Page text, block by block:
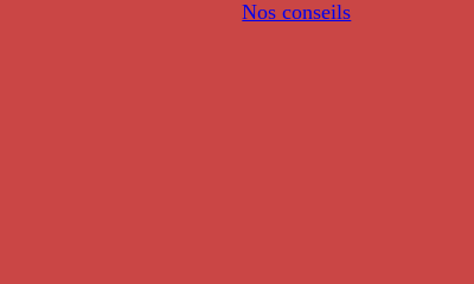
Nos conseils